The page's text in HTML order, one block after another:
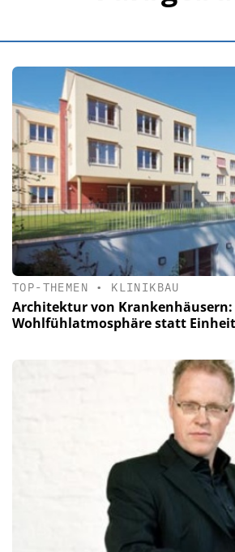
TOP-THEMEN • KLINIKBAU
Architektur von Krankenhäusern:
Wohlfühlatmosphäre statt